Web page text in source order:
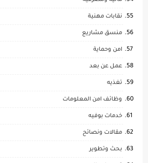
نقابات مهنية
منسق مشاريع
امن وحماية
عمل عن بعد
تغذيه
وظائف امن المعلومات
خدمات بوفيه
مقالات ونصائح
بحث وتطوير